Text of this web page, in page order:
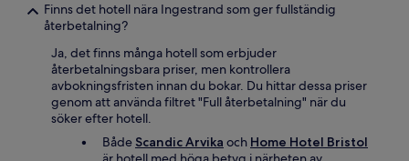
Finns det hotell nära Ingestrand som ger fullständig
återbetalning?
Ja, det finns många hotell som erbjuder
återbetalningsbara priser, men kontrollera
avbokningsfristen innan du bokar. Du hittar dessa priser
genom att använda filtret "Full återbetalning" när du
söker efter hotell.
Både Scandic Arvika och Home Hotel Bristol